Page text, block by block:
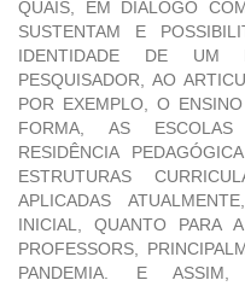
QUAIS, EM DIÁLOGO
SUSTENTAM E
IDENTIDADE DE UM
PESQUISADOR, AO
POR EXEMPLO, O
FORMA, AS ESCOLAS
RESIDÊNCIA
ESTRUTURAS
APLICADAS
INICIAL, QUANTO PARA
PROFESSORS,
PANDEMIA. E ASSIM,